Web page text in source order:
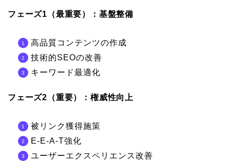
フェーズ1（最重要）：基盤整備
高品質コンテンツの作成
技術的SEOの改善
キーワード最適化
フェーズ2（重要）：権威性向上
被リンク獲得施策
E-E-A-T強化
ユーザーエクスペリエンス改善